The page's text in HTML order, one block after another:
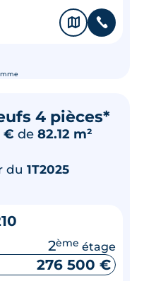
🗞 📞
4 pièces*
€ de 82.12 m²
du 1T2025
2ème étage
276 500 €